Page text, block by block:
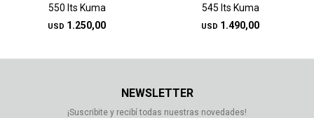
550 lts Kuma
USD 1.250,00
545 lts Kuma
USD 1.490,00
NEWSLETTER
¡Suscribite y recibí todas nuestras novedades!